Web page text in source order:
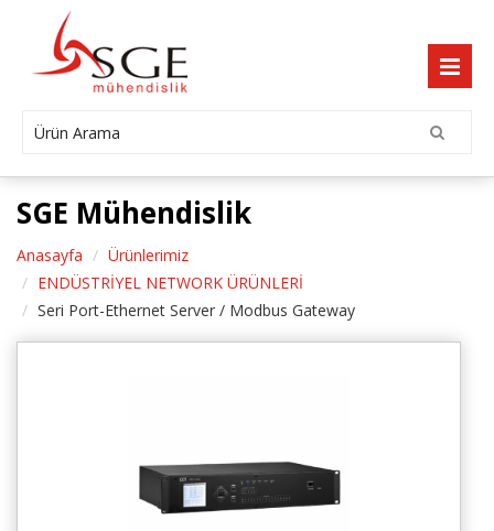
SGE Mühendislik
Anasayfa
Ürünlerimiz
ENDÜSTRİYEL NETWORK ÜRÜNLERİ
Seri Port-Ethernet Server / Modbus Gateway